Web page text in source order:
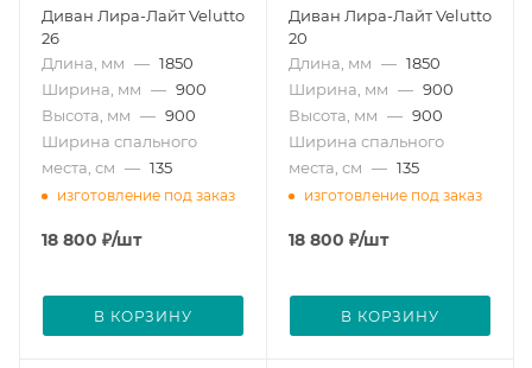
Диван Лира-Лайт Velutto
26
Длина, мм — 1850
Ширина, мм — 900
Высота, мм — 900
Ширина спального
места, см — 135
изготовление под заказ
18 800 ₽/шт
В КОРЗИНУ
Диван Лира-Лайт Velutto
20
Длина, мм — 1850
Ширина, мм — 900
Высота, мм — 900
Ширина спального
места, см — 135
изготовление под заказ
18 800 ₽/шт
В КОРЗИНУ